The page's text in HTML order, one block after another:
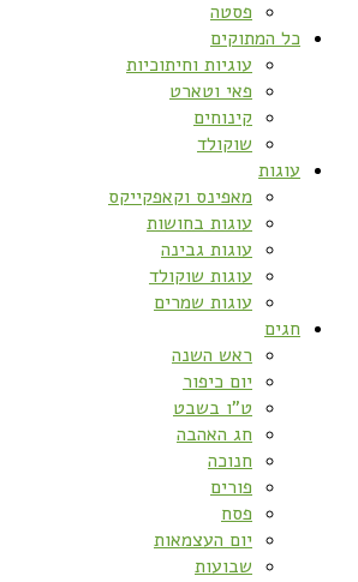
פסטה
כל המתוקים
עוגיות וחיתוכיות
פאי וטארט
קינוחים
שוקולד
עוגות
מאפינס וקאפקייקס
עוגות בחושות
עוגות גבינה
עוגות שוקולד
עוגות שמרים
חגים
ראש השנה
יום כיפור
ט”ו בשבט
חג האהבה
חנוכה
פורים
פסח
יום העצמאות
שבועות